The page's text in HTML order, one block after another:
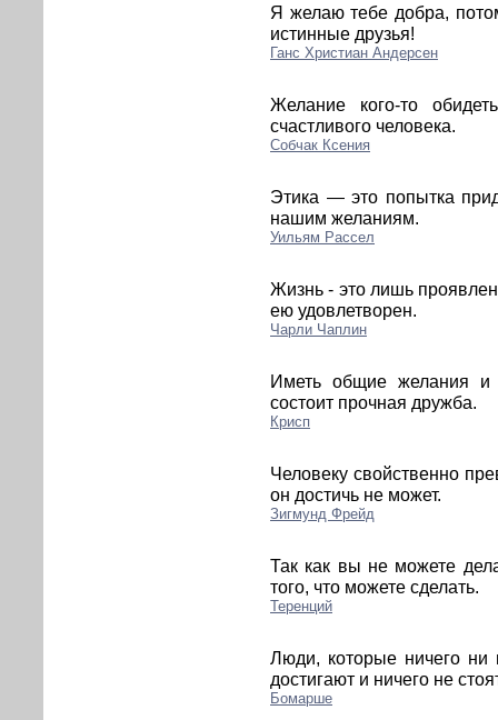
Я желаю тебе добра,
истинные друзья!
Ганс Христиан Андерсен
Желание кого-то
счастливого человека.
Собчак Ксения
Этика — это попытка
нашим желаниям.
Уильям Рассел
Жизнь - это лишь
ею удовлетворен.
Чарли Чаплин
Иметь общие желания
состоит прочная дружба.
Крисп
Человеку свойственно
он достичь не может.
Зигмунд Фрейд
Так как вы не можете
того, что можете сделать.
Теренций
Люди, которые ничего ни
достигают и ничего не
Бомарше